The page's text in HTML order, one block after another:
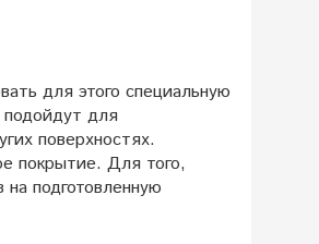
для этого специальную
для
поверхностях.
покрытие. Для того,
подготовленную